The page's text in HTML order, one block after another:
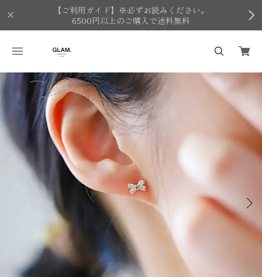
【ご利用ガイド】※必ずお読みください。
6500円以上のご購入で送料無料